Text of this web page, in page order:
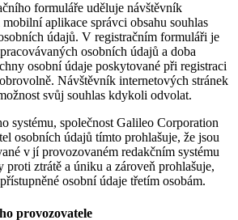
formuláře uděluje návštěvník
aplikace správci obsahu souhlas
údajů. V registračním formuláři je
osobních údajů a doba
osobní údaje poskytované při registraci
Návštěvník internetových stránek
svůj souhlas kdykoli odvolat.
systému, společnost Galileo Corporation
osobních údajů tímto prohlašuje, že jsou
v jí provozovaném redakčním systému
proti ztrátě a úniku a zároveň prohlašuje,
osobní údaje třetím osobám.
provozovatele